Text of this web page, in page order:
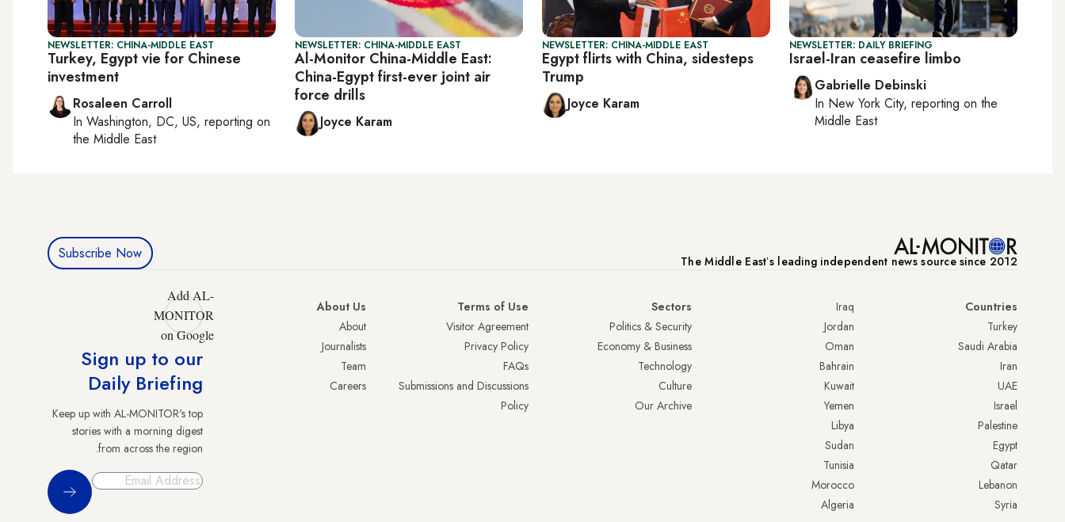
NEWSLETTER: DAILY BRIEFING
Israel-Iran ceasefire limbo
Gabrielle Debinski
In New York City, reporting on the
Middle East
NEWSLETTER: CHINA-MIDDLE EAST
Egypt flirts with China, sidesteps
Trump
Joyce Karam
NEWSLETTER: CHINA-MIDDLE EAST
Al-Monitor China-Middle East:
China-Egypt first-ever joint air
force drills
Joyce Karam
NEWSLETTER: CHINA-MIDDLE EAST
Turkey, Egypt vie for Chinese
investment
Rosaleen Carroll
In Washington, DC, US, reporting on
the Middle East
The Middle Eastʼs leading independent news source since 2012
Subscribe Now
Countries
Turkey
Saudi Arabia
Iran
UAE
Israel
Palestine
Egypt
Qatar
Lebanon
Syria
Iraq
Jordan
Oman
Bahrain
Kuwait
Yemen
Libya
Sudan
Tunisia
Morocco
Algeria
Sectors
Politics & Security
Economy & Business
Technology
Culture
Our Archive
Terms of Use
Visitor Agreement
Privacy Policy
FAQs
Submissions and Discussions
Policy
About Us
About
Journalists
Team
Careers
Add AL-
MONITOR
on Google
Sign up to our
Daily Briefing
Keep up with AL-MONITOR's top
stories with a morning digest
from across the region.
Sign Up